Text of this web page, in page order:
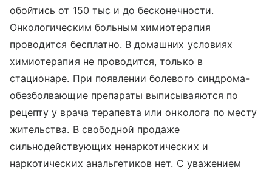
обойтись от 150 тыс и до бесконечности.
Онкологическим больным химиотерапия
проводится бесплатно. В домашних условиях
химиотерапия не проводится, только в
стационаре. При появлении болевого синдрома-
обезболвающие препараты выписываяются по
рецепту у врача терапевта или онколога по месту
жительства. В свободной продаже
сильнодействующих ненаркотических и
наркотических анальгетиков нет. С уважением